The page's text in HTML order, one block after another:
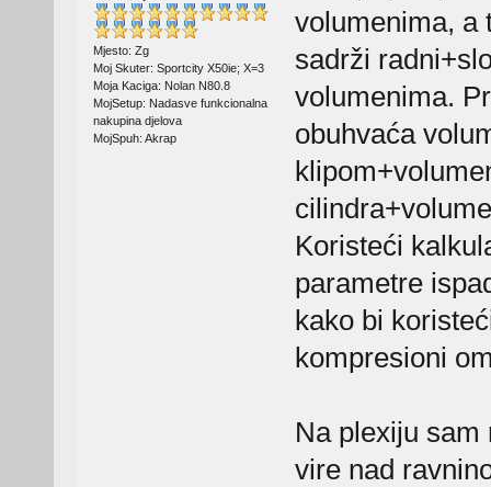
Mjesto: Zg
Moj Skuter: Sportcity X50ie; X=3
Moja Kaciga: Nolan N80.8
MojSetup: Nadasve funkcionalna
nakupina djelova
MojSpuh: Akrap
volumenima,
sadrži
volumenima.
obuhvaća
Koristeći
parametre
kako bi
kompresioni
Na plexiju
vire nad